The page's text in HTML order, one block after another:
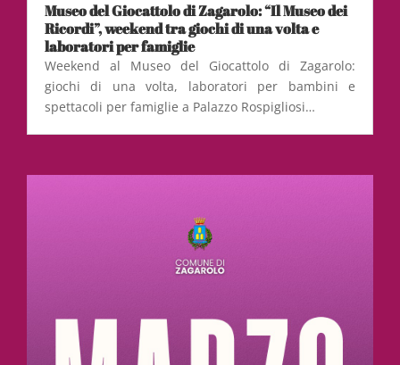
Museo del Giocattolo di Zagarolo: “Il Museo dei
Ricordi”, weekend tra giochi di una volta e
laboratori per famiglie
Weekend al Museo del Giocattolo di Zagarolo:
giochi di una volta, laboratori per bambini e
spettacoli per famiglie a Palazzo Rospigliosi…